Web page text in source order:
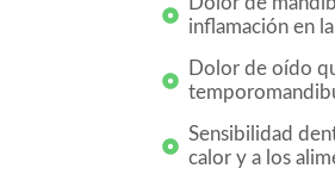
inflamación en
Dolor de oído
Sensibilidad
calor y a los